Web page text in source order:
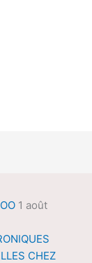
1 août
CHEZ